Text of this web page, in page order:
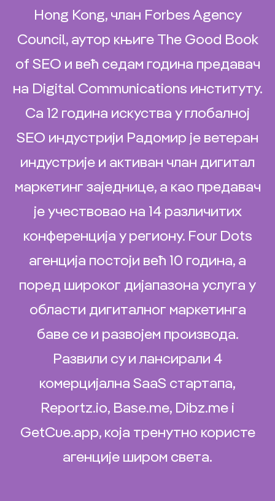
Hong Kong, члан Forbes Agency
Council, аутор књиге The Good Book
of SEO и већ седам година предавач
на Digital Communications институту.
Са 12 година искуства у глобалној
SEO индустрији Радомир је ветеран
индустрије и активан члан дигитал
маркетинг заједнице, а као предавач
је учествовао на 14 различитих
конференција у региону. Four Dots
агенција постоји већ 10 година, а
поред широког дијапазона услуга у
области дигиталног маркетинга
баве се и развојем производа.
Развили су и лансирали 4
комерцијална SaaS стартапа,
Reportz.io, Base.me, Dibz.me i
GetCue.app, која тренутно користе
агенције широм света.